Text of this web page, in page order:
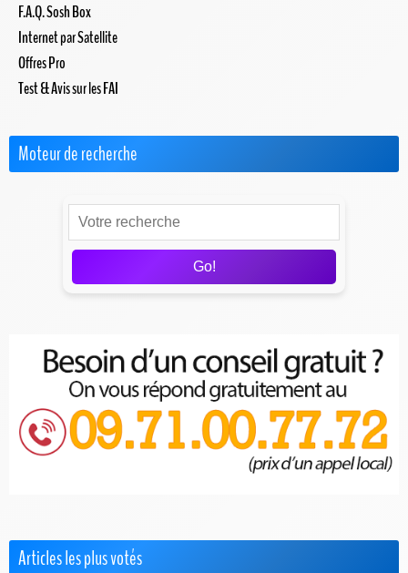
F.A.Q. Sosh Box
Internet par Satellite
Offres Pro
Test & Avis sur les FAI
Moteur de recherche
Go!
Articles les plus votés